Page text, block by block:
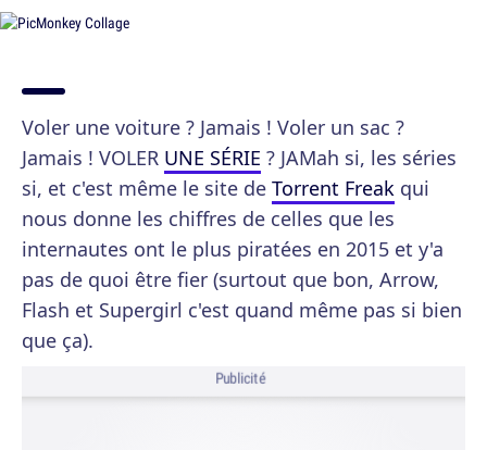
Voler une voiture ? Jamais ! Voler un sac ?
Jamais ! VOLER UNE SÉRIE ? JAMah si, les séries
si, et c'est même le site de Torrent Freak qui
nous donne les chiffres de celles que les
internautes ont le plus piratées en 2015 et y'a
pas de quoi être fier (surtout que bon, Arrow,
Flash et Supergirl c'est quand même pas si bien
que ça).
Publicité